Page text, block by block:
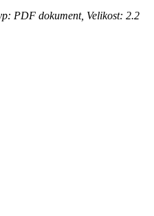
PDF dokument, Velikost: 2.2